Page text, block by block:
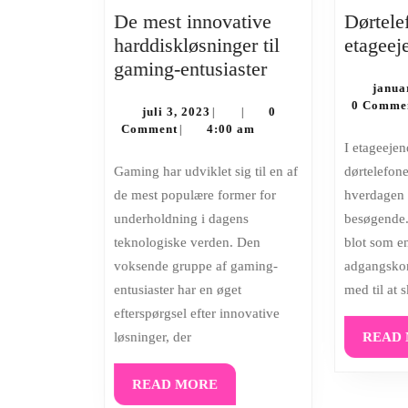
De mest innovative
harddiskløsninger til
gaming-entusiasterDe
innovative
harddiskløsninger
entusiaster
juli 3, 2023 juli
3,
| |
0
Comment | 4:00 am
Gaming har udviklet sig til en af
de mest populære former for
underholdning i dagens
teknologiske verden. Den
voksende gruppe af gaming-
entusiaster har en øget
efterspørgsel efter innovative
løsninger, der
READ MOREREAD
MORE
0
I etageejendomme spiller
hverdagen
blot som
med til at
READ